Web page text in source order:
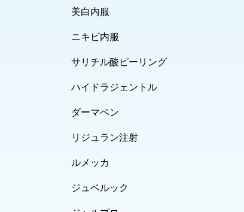
美白内服
ニキビ内服
サリチル酸ピーリング
ハイドラジェントル
ダーマペン
リジュラン注射
ルメッカ
ジュベルック